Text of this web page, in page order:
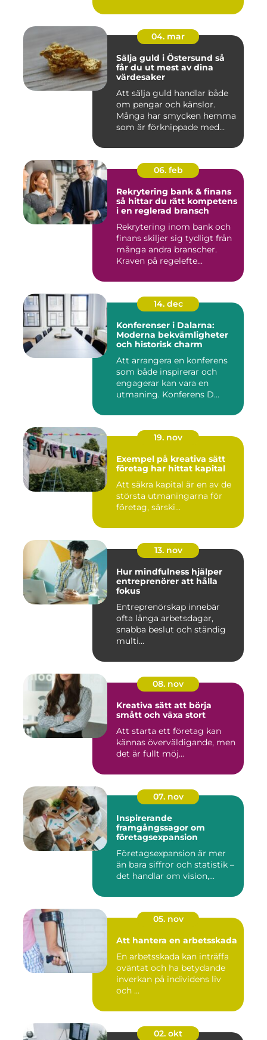
04. mar
Sälja guld i Östersund så
får du ut mest av dina
värdesaker
Att sälja guld handlar både
om pengar och känslor.
Många har smycken hemma
som är förknippade med
06. feb
Rekrytering bank & finans
så hittar du rätt kompetens
i en reglerad bransch
Rekrytering inom bank och
finans skiljer sig tydligt från
många andra branscher.
Kraven på regelefte...
14. dec
Konferenser i Dalarna:
Moderna bekvämligheter
och historisk charm
Att arrangera en konferens
som både inspirerar och
engagerar kan vara en
utmaning. Konferens D...
19. nov
Exempel på kreativa sätt
företag har hittat kapital
Att säkra kapital är en av de
största utmaningarna för
företag, särski...
13. nov
Hur mindfulness hjälper
entreprenörer att hålla
fokus
Entreprenörskap innebär
ofta långa arbetsdagar,
snabba beslut och ständig
multi...
08. nov
Kreativa sätt att börja
smått och växa stort
Att starta ett företag kan
kännas överväldigande, men
det är fullt möj...
07. nov
Inspirerande
framgångssagor om
företagsexpansion
Företagsexpansion är mer
än bara siffror och statistik –
det handlar om vision,...
05. nov
Att hantera en arbetsskada
En arbetsskada kan inträffa
oväntat och ha betydande
inverkan på individens liv
och ...
02. okt